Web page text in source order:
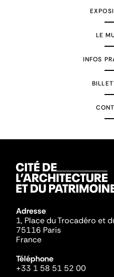
LE
INFOS
Adresse
1, Place du Trocadéro et
75116 Paris
France
Téléphone
+33 1 58 51 52 00